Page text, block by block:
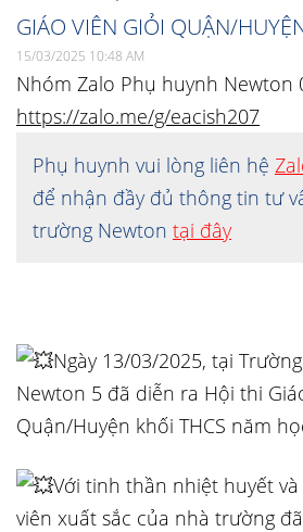
GIÁO VIÊN GIỎI QUẬN/
15/03/2025 10:48 AM
Nhóm Zalo Phụ huynh Newton
https://zalo.me/g/eacish207
Phụ huynh vui lòng liên hệ
để nhận đầy đủ thông tin tư
trường Newton tại đây
Ngày 13/03/2025, tại Trường
Newton 5 đã diễn ra Hội thi
Quận/Huyện khối THCS năm
Với tinh thần nhiệt huyết và
viên xuất sắc của nhà trường